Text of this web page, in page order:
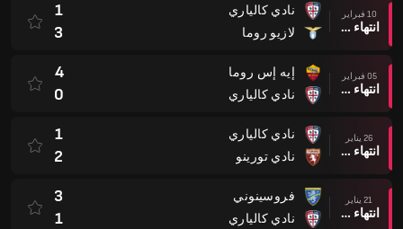
10 فبراير
انتهاء وقت المباراة
نادي كالياري
لازيو روما
1
3
05 فبراير
انتهاء وقت المباراة
إيه إس روما
نادي كالياري
4
0
26 يناير
انتهاء وقت المباراة
نادي كالياري
نادي تورينو
1
2
21 يناير
انتهاء وقت المباراة
فروسينوني
نادي كالياري
3
1